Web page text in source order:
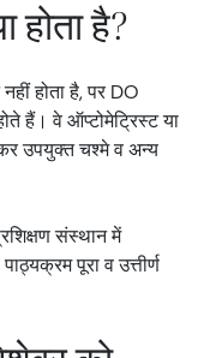
होता है?
होता है, पर DO
हैं। वे ऑप्टोमेट्रिस्ट या
उपयुक्त चश्मे व अन्य
संस्थान में
पूरा व उत्तीर्ण